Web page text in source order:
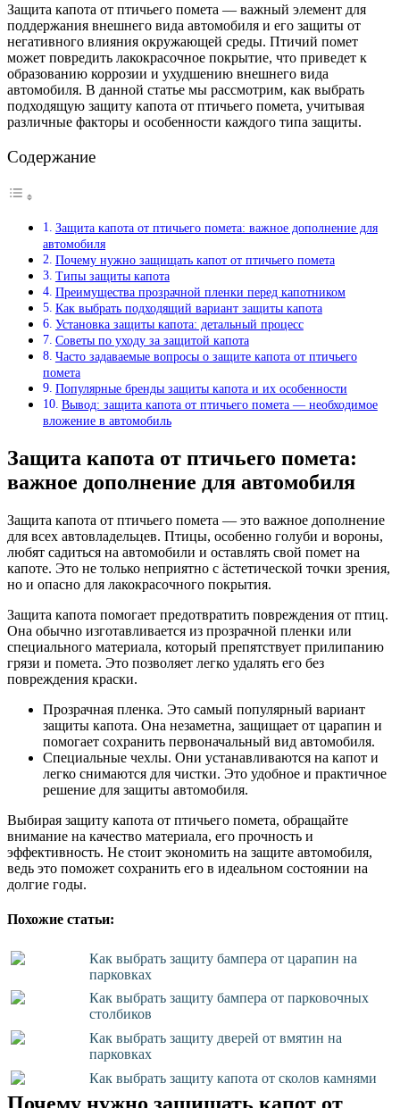
Защита капота от птичьего помета — важный элемент для
поддержания внешнего вида автомобиля и его защиты от
негативного влияния окружающей среды. Птичий помет
может повредить лакокрасочное покрытие, что приведет к
образованию коррозии и ухудшению внешнего вида
автомобиля. В данной статье мы рассмотрим, как выбрать
подходящую защиту капота от птичьего помета, учитывая
различные факторы и особенности каждого типа защиты.
Содержание
Защита капота от птичьего помета: важное дополнение для
автомобиля
Почему нужно защищать капот от птичьего помета
Типы защиты капота
Преимущества прозрачной пленки перед капотником
Как выбрать подходящий вариант защиты капота
Установка защиты капота: детальный процесс
Советы по уходу за защитой капота
Часто задаваемые вопросы о защите капота от птичьего
помета
Популярные бренды защиты капота и их особенности
Вывод: защита капота от птичьего помета — необходимое
вложение в автомобиль
Защита капота от птичьего помета:
важное дополнение для автомобиля
Защита капота от птичьего помета — это важное дополнение
для всех автовладельцев. Птицы, особенно голуби и вороны,
любят садиться на автомобили и оставлять свой помет на
капоте. Это не только неприятно с äстетической точки зрения,
но и опасно для лакокрасочного покрытия.
Защита капота помогает предотвратить повреждения от птиц.
Она обычно изготавливается из прозрачной пленки или
специального материала, который препятствует прилипанию
грязи и помета. Это позволяет легко удалять его без
повреждения краски.
Прозрачная пленка. Это самый популярный вариант
защиты капота. Она незаметна, защищает от царапин и
помогает сохранить первоначальный вид автомобиля.
Специальные чехлы. Они устанавливаются на капот и
легко снимаются для чистки. Это удобное и практичное
решение для защиты автомобиля.
Выбирая защиту капота от птичьего помета, обращайте
внимание на качество материала, его прочность и
эффективность. Не стоит экономить на защите автомобиля,
ведь это поможет сохранить его в идеальном состоянии на
долгие годы.
Похожие статьи:
Как выбрать защиту бампера от царапин на
парковках
Как выбрать защиту бампера от парковочных
столбиков
Как выбрать защиту дверей от вмятин на
парковках
Как выбрать защиту капота от сколов камнями